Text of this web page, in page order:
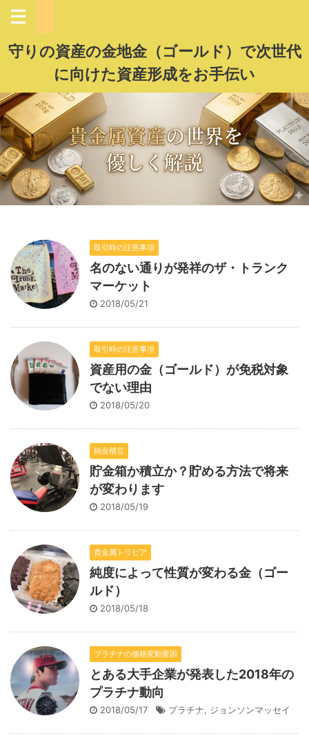
守りの資産の金地金（ゴールド）で次世代
に向けた資産形成をお手伝い
取引時の注意事項
名のない通りが発祥のザ・トランク
マーケット
2018/05/21
取引時の注意事項
資産用の金（ゴールド）が免税対象
でない理由
2018/05/20
純金積立
貯金箱か積立か？貯める方法で将来
が変わります
2018/05/19
貴金属トリビア
純度によって性質が変わる金（ゴー
ルド）
2018/05/18
プラチナの価格変動要因
とある大手企業が発表した2018年の
プラチナ動向
2018/05/17 プラチナ, ジョンソンマッセイ